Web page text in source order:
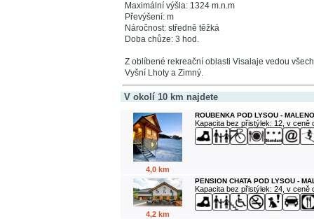
Maximální výšla: 1324 m.n.m
Převýšení: m
Náročnost: středně těžká
Doba chůze: 3 hod.
Z oblíbené rekreační oblasti Visalaje vedou
Vyšní Lhoty a Zimný.
V okolí 10 km najdete
4,0 km
ROUBENKA POD LYSOU -
Kapacita bez přistýlek: 12, v ceně
4,2 km
PENSION CHATA POD LYSOU -
Kapacita bez přistýlek: 24, v ceně